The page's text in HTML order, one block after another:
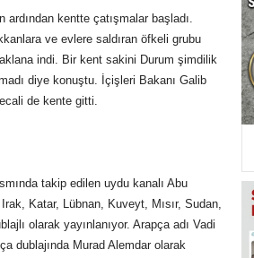
ardından kentte çatışmalar başladı.
ve evlere saldıran öfkeli grubu
indi. Bir kent sakini Durum şimdilik
diye konuştu. İçişleri Bakanı Galib
de kente gitti.
takip edilen uydu kanalı Abu
Katar, Lübnan, Kuveyt, Mısır, Sudan,
olarak yayınlanıyor. Arapça adı Vadi
dublajında Murad Alemdar olarak